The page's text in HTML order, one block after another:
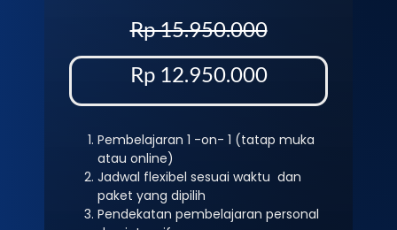
Rp 15.950.000
Rp 12.950.000
Pembelajaran 1 -on- 1 (tatap muka
atau online)
Jadwal flexibel sesuai waktu dan
paket yang dipilih
Pendekatan pembelajaran personal